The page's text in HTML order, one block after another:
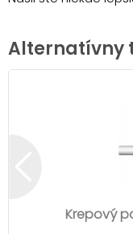
Alternatívny
Krepový